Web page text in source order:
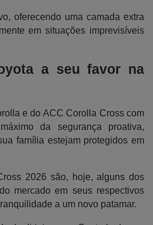
oferecendo uma camada extra
em situações imprevisíveis
a seu favor na
e do ACC Corolla Cross com
da segurança proativa,
família estejam protegidos em
2026 são, hoje, alguns dos
mercado em seus respectivos
a um novo patamar.